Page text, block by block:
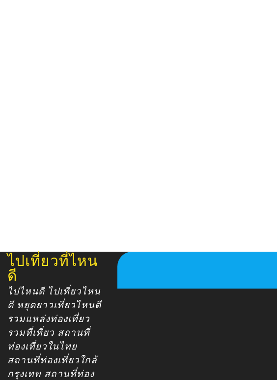
Skip
content
ไปเที่ยวที่ไหน
ดี
ไปไหนดี ไปเที่ยวไหน
ดี หยุดยาวเที่ยวไหนดี
รวมแหล่งท่องเที่ยว
รวมที่เที่ยว สถานที่
ท่องเที่ยวในไทย
สถานที่ท่องเที่ยวใกล้
กรุงเทพ สถานที่ท่อง